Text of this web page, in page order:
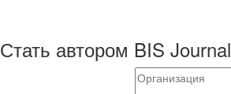
Стать автором BIS Journal